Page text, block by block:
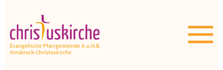
Aktuelles | Über uns
Unser Angebot